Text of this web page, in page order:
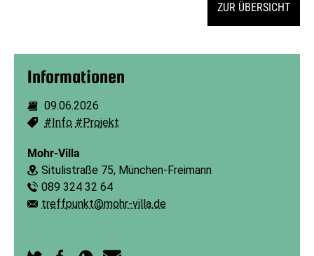
ZUR ÜBERSICHT
Informationen
Dauer:
09.06.2026
Schlagworte:
#Info #Projekt
Mohr-Villa
Ort:
Situlistraße 75, München-Freimann
Telefon:
089 324 32 64
E-Mail:
treffpunkt@mohr-villa.de